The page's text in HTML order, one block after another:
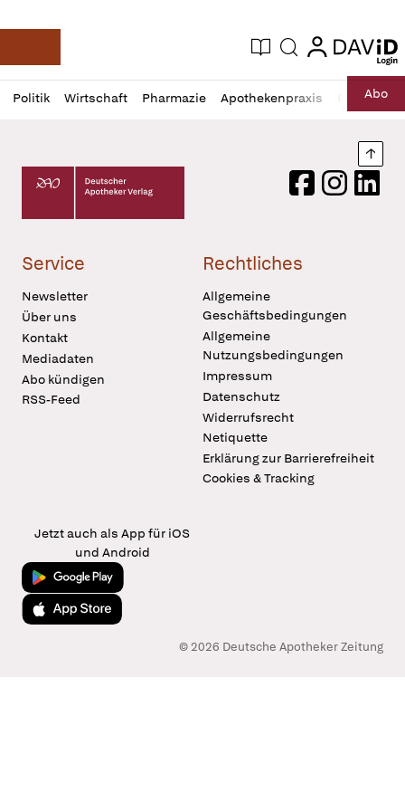
Deutsche Apotheker Zeitung
Aktuelle Ausgabe
Suche login
login
Politik Wirtschaft Pharmazie Apothekenpraxis RechtAbo
Profil
öffnen
Daz
Pur
Deutscher Apotheker Verlag Logo
FacebookInstagram
Service
Newsletter
Über uns
Kontakt
Mediadaten
Abo kündigen
RSS-Feed
Rechtliches
Allgemeine
Geschäftsbedingungen
Allgemeine
Nutzungsbedingungen
Impressum
Datenschutz
Widerrufsrecht
Netiquette
Erklärung zur Barrierefreiheit
Cookies & Tracking
Jetzt auch als App für iOS
und Android
Jetzt bei Google Play
Laden im App Store
© 2026 Deutsche Apotheker Zeitung